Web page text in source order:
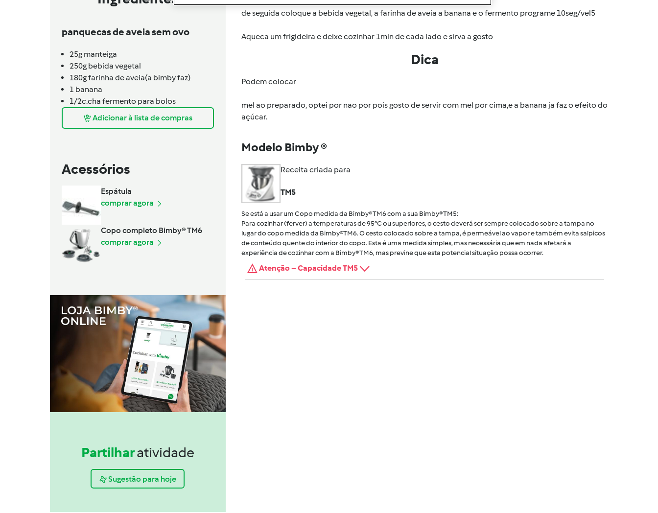
panquecas de aveia sem ovo
25g manteiga
250g bebida vegetal
180gfarinha de aveia(a bimby faz)
1 banana
1/2c.cha fermento para bolos
Adicionar à lista de compras
Acessórios
Espátula
comprar agora
Copo completo Bimby® TM6
comprar agora
Partilharatividade
Sugestão para hoje
de seguida coloque a bebida vegetal, a farinha de aveia a banana e o fermento programe 10seg/vel5
Aqueca um frigideira e deixe cozinhar 1min de cada lado e sirva a gosto
Dica
Podem colocar
mel ao preparado, optei por nao por pois gosto de servir com mel por cima,e a banana ja faz o efeito do
açúcar.
Modelo Bimby ®
Receita criada para
TM5
Se está a usar um Copo medida da Bimby® TM6 com a sua Bimby® TM5:
Para cozinhar (ferver) a temperaturas de 95°C ou superiores, o cesto deverá ser sempre colocado sobre a tampa no
lugar do copo medida da Bimby®TM6. O cesto colocado sobre a tampa, é permeável ao vapor e também evita salpicos
de conteúdo quente do interior do copo. Esta é uma medida simples, mas necessária que em nada afetará a
experiência de cozinhar com a Bimby® TM6, mas previne que esta potencial situação possa ocorrer.
Atenção – Capacidade TM5